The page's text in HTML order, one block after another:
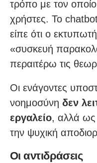
τρόπο με τον
χρήστες. Το
είπε ότι ο
«συσκευή
περαιτέρω τις
Οι ενάγοντες
νοημοσύνη δεν
εργαλείο, αλλά
την ψυχική
Οι αντιδράσεις